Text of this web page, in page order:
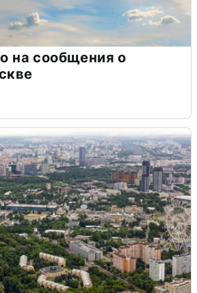
на сообщения о